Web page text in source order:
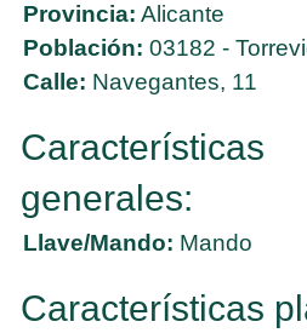
Provincia: Alicante
Población: 03182 -
Calle: Navegantes, 11
Características
generales:
Llave/Mando: Mando
Características